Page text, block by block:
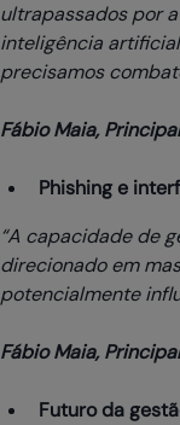
ultrapassados por
inteligência
precisamos
Fábio Maia,
Phishing e
“A capacidade de
direcionado em
potencialmente
Fábio Maia,
Futuro da